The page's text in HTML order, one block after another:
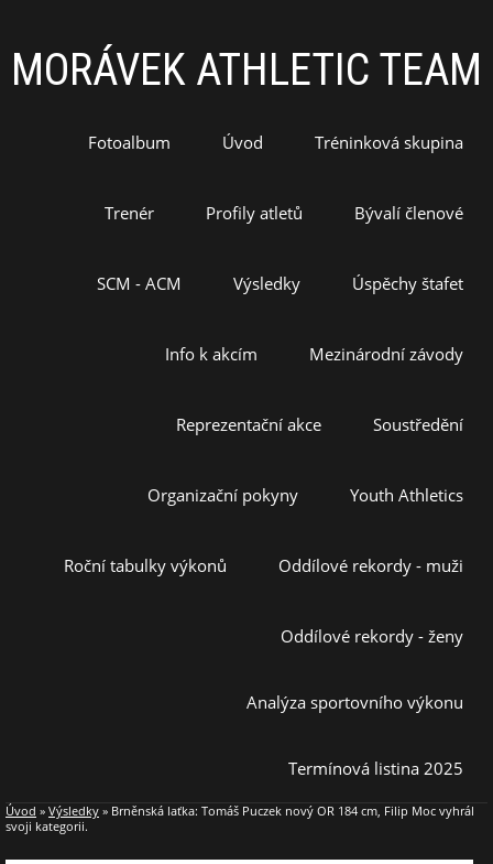
MORÁVEK ATHLETIC TEAM
Fotoalbum Úvod Tréninková skupina
Trenér Profily atletů Bývalí členové
SCM - ACM Výsledky Úspěchy štafet
Info k akcím Mezinárodní závody
Reprezentační akce Soustředění
Organizační pokyny Youth Athletics
Roční tabulky výkonů Oddílové rekordy - muži
Oddílové rekordy - ženy
Analýza sportovního výkonu
Termínová listina 2025
Úvod » Výsledky » Brněnská laťka: Tomáš Puczek nový OR 184 cm, Filip Moc vyhrál
svoji kategorii.